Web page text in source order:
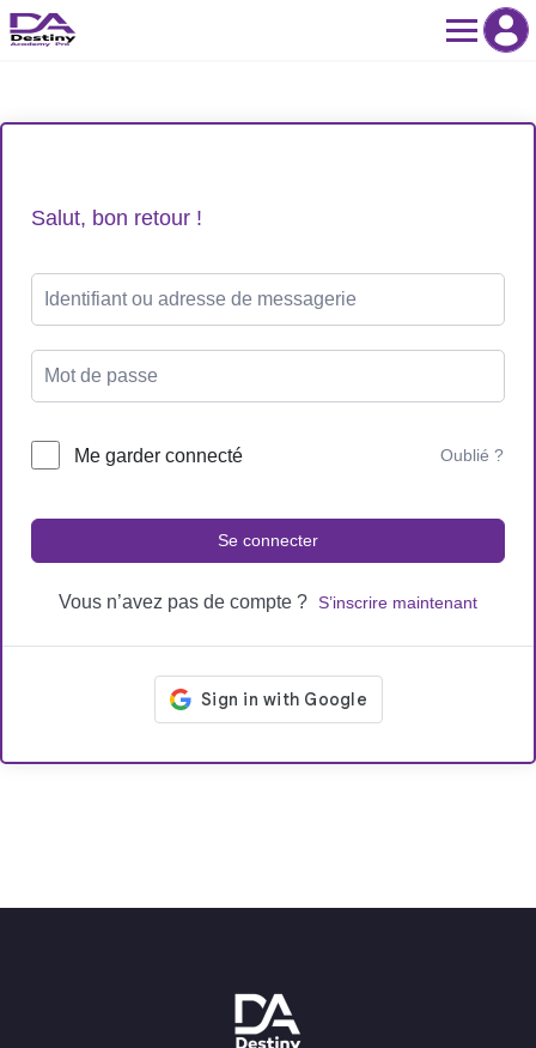
Skip
to
Salut, bon retour !
Me garder connecté Oublié ?
Se connecter
Vous n’avez pas de compte ? S’inscrire maintenant